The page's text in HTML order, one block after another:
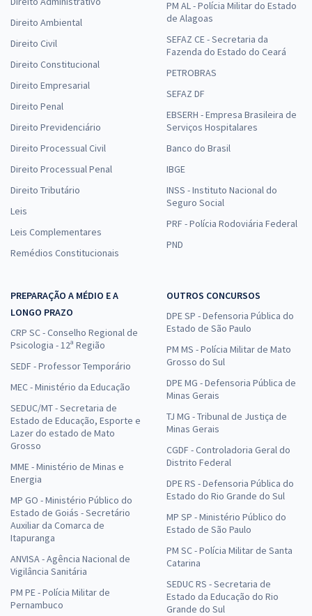
Direito Ambiental
Direito Civil
Direito Constitucional
Direito Empresarial
Direito Penal
Direito Previdenciário
Direito Processual Civil
Direito Processual Penal
Direito Tributário
Leis
Leis Complementares
Remédios Constitucionais
PM AL - Polícia Militar do Estado
de Alagoas
SEFAZ CE - Secretaria da
Fazenda do Estado do Ceará
PETROBRAS
SEFAZ DF
EBSERH - Empresa Brasileira de
Serviços Hospitalares
Banco do Brasil
IBGE
INSS - Instituto Nacional do
Seguro Social
PRF - Polícia Rodoviária Federal
PND
PREPARAÇÃO A MÉDIO E A
LONGO PRAZO
CRP SC - Conselho Regional de
Psicologia - 12ª Região
SEDF - Professor Temporário
MEC - Ministério da Educação
SEDUC/MT - Secretaria de
Estado de Educação, Esporte e
Lazer do estado de Mato
Grosso
MME - Ministério de Minas e
Energia
MP GO - Ministério Público do
Estado de Goiás - Secretário
Auxiliar da Comarca de
Itapuranga
ANVISA - Agência Nacional de
Vigilância Sanitária
PM PE - Polícia Militar de
Pernambuco
OUTROS CONCURSOS
DPE SP - Defensoria Pública do
Estado de São Paulo
PM MS - Polícia Militar de Mato
Grosso do Sul
DPE MG - Defensoria Pública de
Minas Gerais
TJ MG - Tribunal de Justiça de
Minas Gerais
CGDF - Controladoria Geral do
Distrito Federal
DPE RS - Defensoria Pública do
Estado do Rio Grande do Sul
MP SP - Ministério Público do
Estado de São Paulo
PM SC - Polícia Militar de Santa
Catarina
SEDUC RS - Secretaria de
Estado da Educação do Rio
Grande do Sul